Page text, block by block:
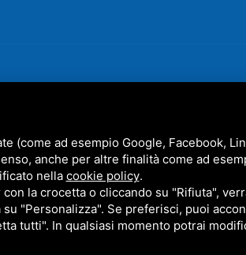
MARZOCCHI SRL • P.IVA
QUESTO SITO È PROTETTO DA GOOGLE RECAPTCHA V3,
(come ad esempio Google, Facebook,
anche per altre finalità come ad
nella cookie policy.
la crocetta o cliccando su "Rifiuta",
"Personalizza". Se preferisci, puoi
tutti". In qualsiasi momento potrai